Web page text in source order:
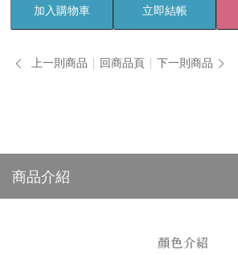
加入購物車 立即結帳
上一則商品 回商品頁 下一則商品
商品介紹